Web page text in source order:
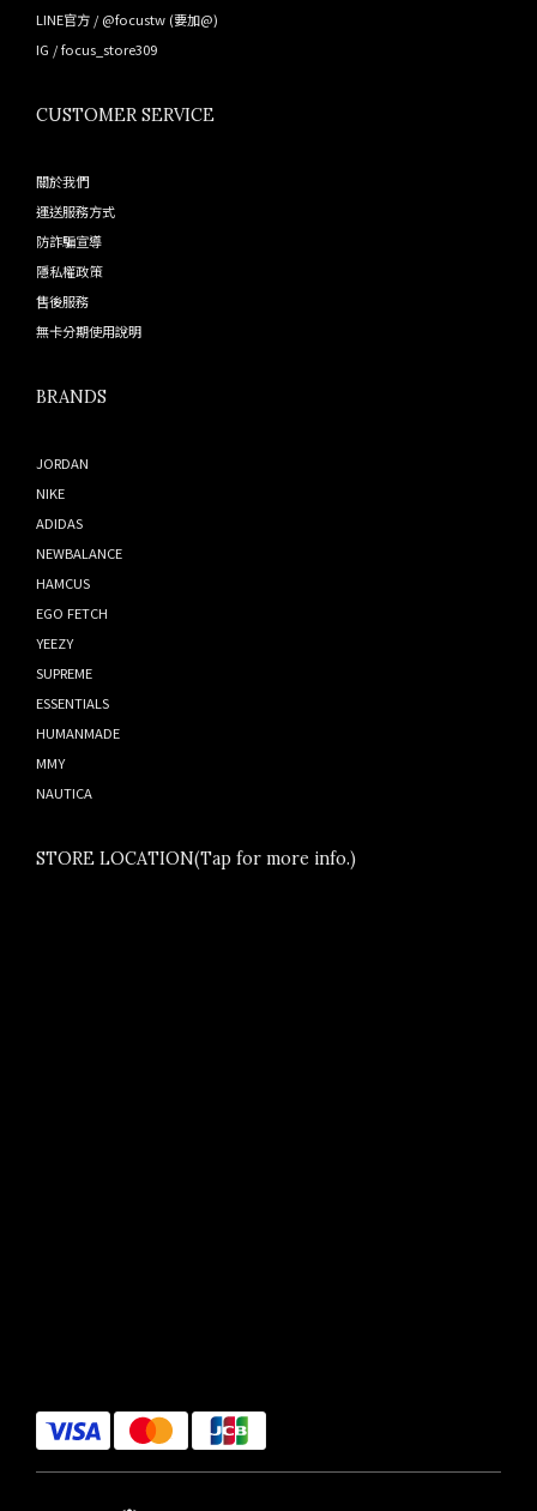
LINE官方 / @focustw (要加@)
IG /focus_store309
CUSTOMER SERVICE
關於我們
運送服務方式
防詐騙宣導
隱私權政策
售後服務
無卡分期使用說明
BRANDS
JORDAN
NIKE
ADIDAS
NEWBALANCE
HAMCUS
EGO FETCH
YEEZY
SUPREME
ESSENTIALS
HUMANMADE
MMY
NAUTICA
STORE LOCATION(Tap for more info.)